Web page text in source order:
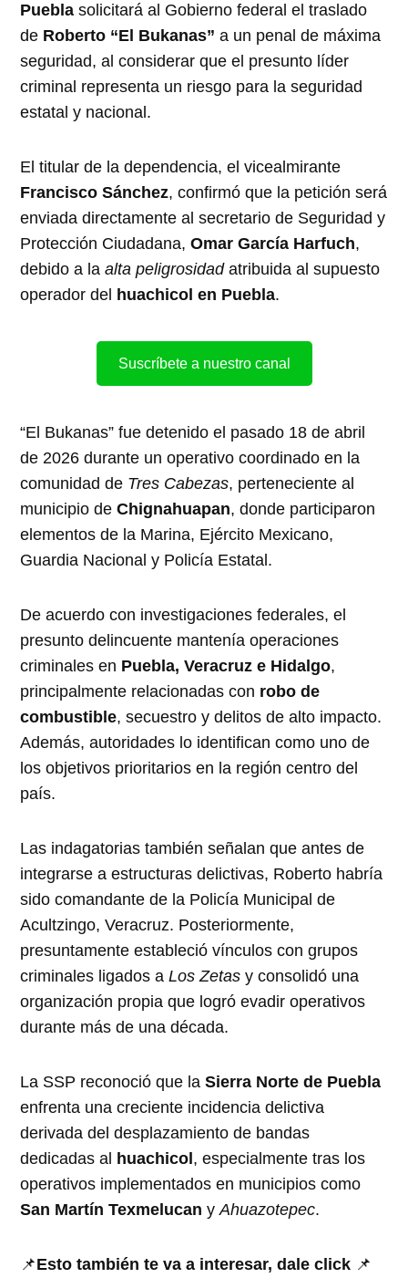
Puebla solicitará al Gobierno federal el traslado
de Roberto “El Bukanas” a un penal de máxima
seguridad, al considerar que el presunto líder
criminal representa un riesgo para la seguridad
estatal y nacional.
El titular de la dependencia, el vicealmirante
Francisco Sánchez, confirmó que la petición será
enviada directamente al secretario de Seguridad y
Protección Ciudadana,Omar García Harfuch,
debido a laalta peligrosidadatribuida al supuesto
operador del huachicol en Puebla.
Suscríbete a nuestro canal
“El Bukanas” fue detenido el pasado 18 de abril
de 2026 durante un operativo coordinado en la
comunidad de Tres Cabezas, perteneciente al
municipio deChignahuapan, donde participaron
elementos de la Marina, Ejército Mexicano,
Guardia Nacional y Policía Estatal.
De acuerdo con investigaciones federales, el
presunto delincuente mantenía operaciones
criminales en Puebla, Veracruz e Hidalgo,
principalmente relacionadas con robo de
combustible, secuestro y delitos de alto impacto.
Además, autoridades lo identifican como uno de
los objetivos prioritarios en la región centro del
país.
Las indagatorias también señalan que antes de
integrarse a estructuras delictivas, Roberto habría
sido comandante de la Policía Municipal de
Acultzingo, Veracruz. Posteriormente,
presuntamente estableció vínculos con grupos
criminales ligados aLos Zetas y consolidó una
organización propia que logró evadir operativos
durante más de una década.
La SSP reconoció que laSierra Norte de Puebla
enfrenta una creciente incidencia delictiva
derivada del desplazamiento de bandas
dedicadas al huachicol , especialmente tras los
operativos implementados en municipios como
San Martín Texmelucan yAhuazotepec.
📌Esto también te va a interesar, dale click 📌